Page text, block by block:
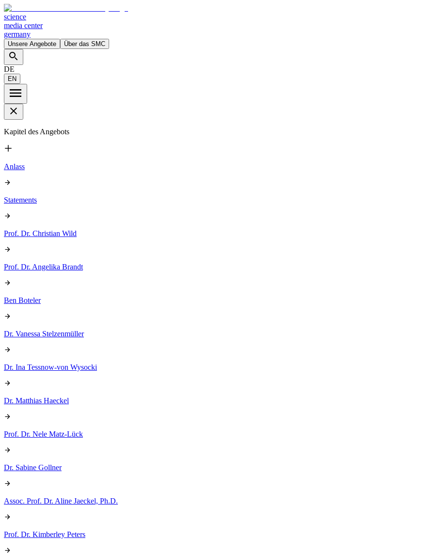
science
media center
germany
Unsere Angebote Über das SMC
DE
EN
Kapitel des Angebots
Anlass
Statements
Prof. Dr. Christian Wild
Prof. Dr. Angelika Brandt
Ben Boteler
Dr. Vanessa Stelzenmüller
Dr. Ina Tessnow-von Wysocki
Dr. Matthias Haeckel
Prof. Dr. Nele Matz-Lück
Dr. Sabine Gollner
Assoc. Prof. Dr. Aline Jaeckel, Ph.D.
Prof. Dr. Kimberley Peters